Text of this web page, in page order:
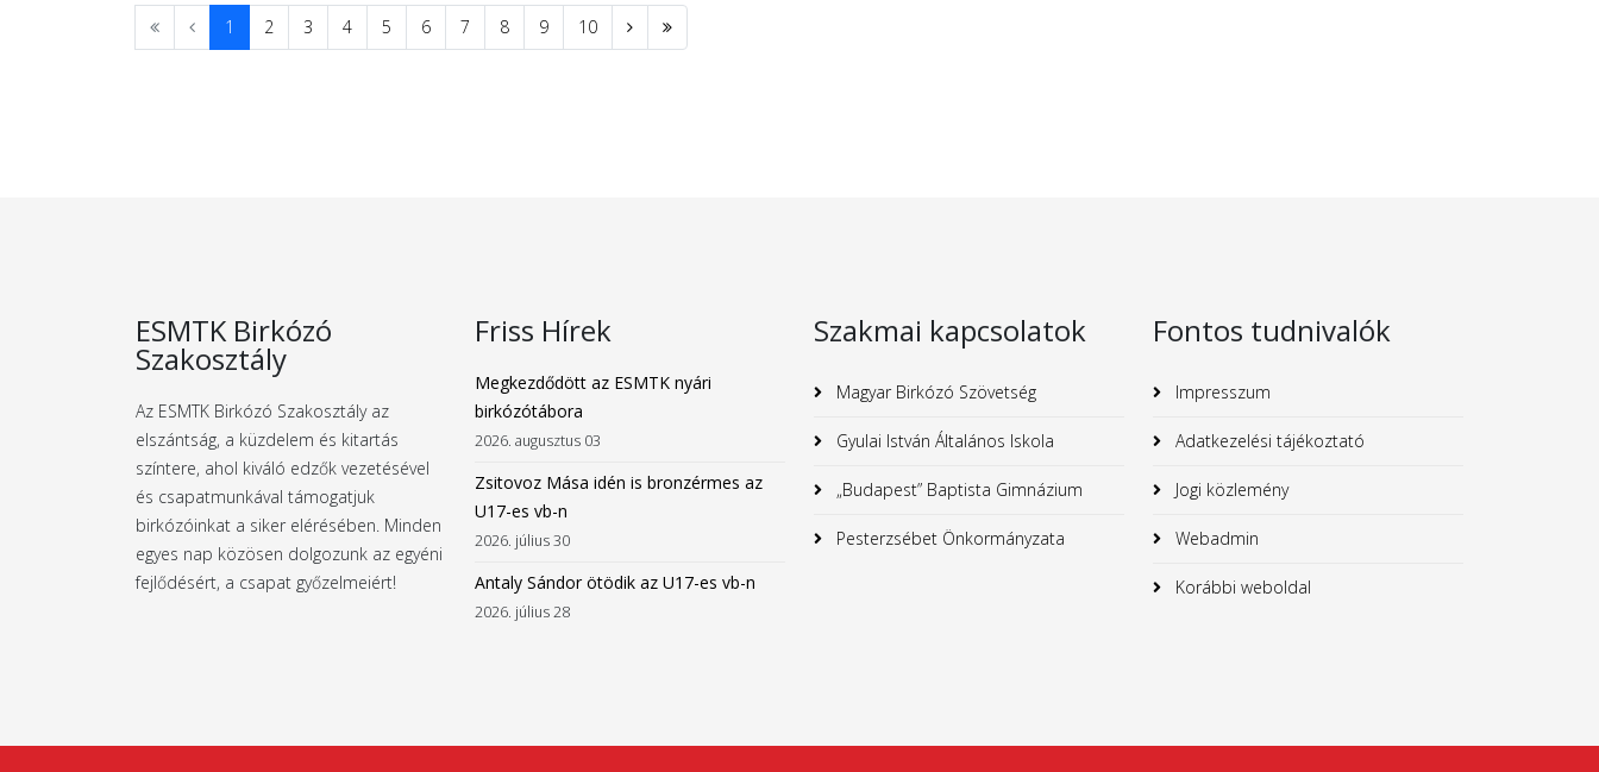
1 2 3 4 5 6 7 8 9 10
ESMTK Birkózó
Szakosztály
Az ESMTK Birkózó Szakosztály az
elszántság, a küzdelem és kitartás
színtere, ahol kiváló edzők vezetésével
és csapatmunkával támogatjuk
birkózóinkat a siker elérésében. Minden
egyes nap közösen dolgozunk az egyéni
fejlődésért, a csapat győzelmeiért!
Friss Hírek
Megkezdődött az ESMTK nyári
birkózótábora
2026. augusztus 03
Zsitovoz Mása idén is bronzérmes az
U17-es vb-n
2026. július 30
Antaly Sándor ötödik az U17-es vb-n
2026. július 28
Szakmai kapcsolatok
Magyar Birkózó Szövetség
Gyulai István Általános Iskola
„Budapest” Baptista Gimnázium
Pesterzsébet Önkormányzata
Fontos tudnivalók
Impresszum
Adatkezelési tájékoztató
Jogi közlemény
Webadmin
Korábbi weboldal